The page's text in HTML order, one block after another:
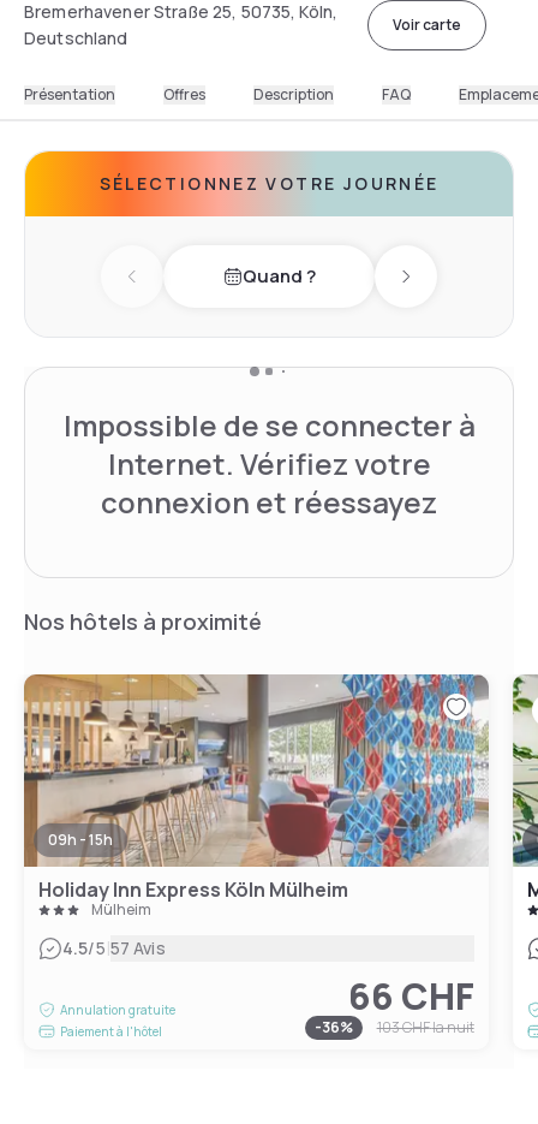
Bremerhavener Straße 25, 50735, Köln,
Deutschland
Voir carte
Présentation Offres Description FAQ
SÉLECTIONNEZ VOTRE JOURNÉE
Previous dayQuand ? Next day
Impossible de se connecter à
Internet. Vérifiez votre
connexion et réessayez
Nos hôtels à proximité
09h - 15h
Holiday Inn Express Köln Mülheim
Mülheim
4.5/5|57 Avis
Annulation gratuite
Paiement à l'hôtel
66 CHF
-36% 103 CHFla nuit